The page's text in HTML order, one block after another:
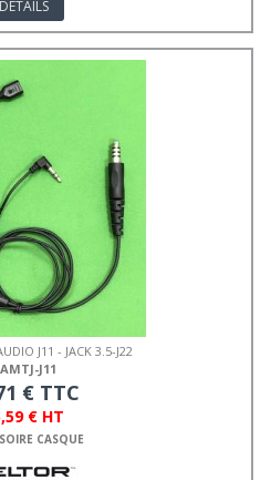
DÉTAILS
J11 - JACK 3.5-J22
J11
€ TTC
€ HT
CASQUE